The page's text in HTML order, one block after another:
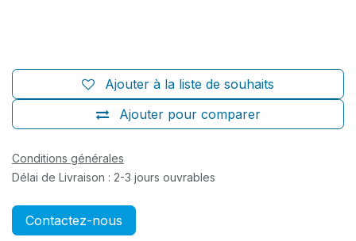
Ajouter pour comparer
Ajouter à la liste de souhaits
Conditions générales
Délai de Livraison : 2-3 jours ouvrables
Contactez-nous